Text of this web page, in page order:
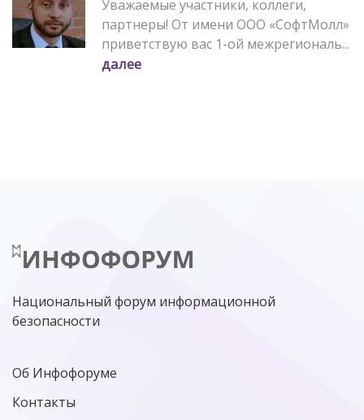
Уважаемые участники, коллеги,
партнеры! От имени ООО «СофтМолл»
приветствую вас 1-ой межрегиональ...
далее
Национальный форум информационной
безопасности
Об Инфофоруме
Контакты